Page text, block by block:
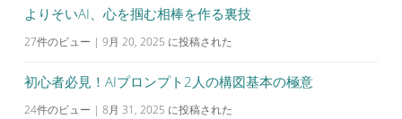
シ
ョ
よりそいAI、心を掴む相棒を作る裏技
27件のビュー | 9月 20, 2025 に投稿された
初心者必見！AIプロンプト2人の構図基本の極意
24件のビュー | 8月 31, 2025 に投稿された